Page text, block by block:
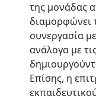
της μονάδας
διαμορφώνει
συνεργασία
ανάλογα με
Επίσης, η